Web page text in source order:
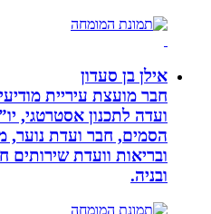
אילן בן סעדון
חבר מועצת עיריית מודיעין
ועדה לתכנון אסטרטגי, יו”ר
הסמים, חבר ועדת נוער,
ובריאות וועדת שירותים
ובניה.